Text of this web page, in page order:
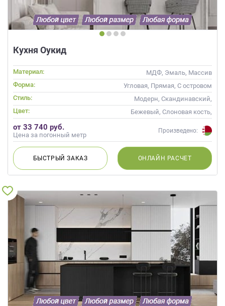
Кухня Оукид
Материал:
МДФ, Эмаль, Массив
Форма:
Угловая, Прямая, С островом
Стиль:
Модерн, Скандинавский,
Неоклассика, Современные
Цвет:
Бежевый, Слоновая кость,
Кремовый, Коричневый,
Капучино
от 33 740 руб.
Цена за погонный метр
Произведено:
БЫСТРЫЙЗАКАЗ ОНЛАЙН РАСЧЕТ